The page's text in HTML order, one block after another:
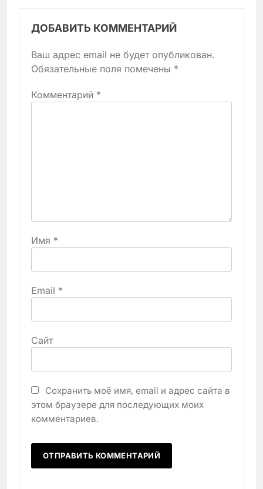
ДОБАВИТЬ КОММЕНТАРИЙ
Ваш адрес email не будет опубликован.
Обязательные поля помечены *
Комментарий *
Имя *
Email *
Сайт
Сохранить моё имя, email и адрес сайта в
этом браузере для последующих моих
комментариев.